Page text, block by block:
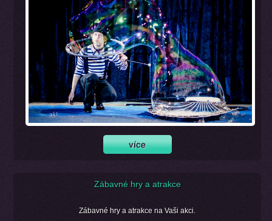
Zábavné hry a atrakce
Zábavné hry a atrakce na Vaši akci.